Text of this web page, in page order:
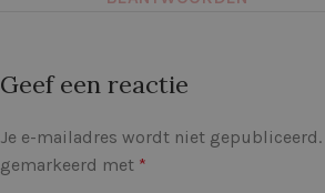
Geef een reactie
Je e-mailadres wordt niet gepubliceerd.
gemarkeerd met *